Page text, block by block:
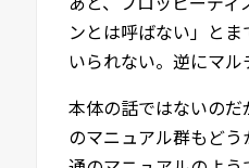
ンとは呼ばない」と
いられない。逆にマ
本体の話ではないの
のマニュアル群もど